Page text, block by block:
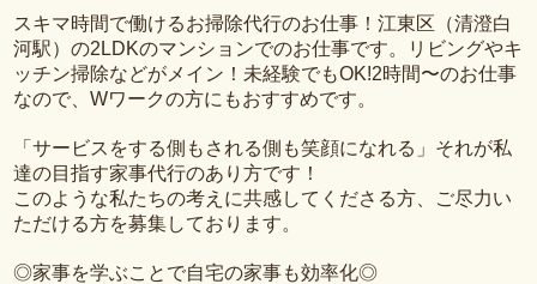
スキマ時間で働けるお掃除代行のお仕事！江東区（清澄白
河駅）の2LDKのマンションでのお仕事です。リビングやキ
ッチン掃除などがメイン！未経験でもOK!2時間〜のお仕事
なので、Wワークの方にもおすすめです。
「サービスをする側もされる側も笑顔になれる」それが私
達の目指す家事代行のあり方です！
このような私たちの考えに共感してくださる方、ご尽力い
ただける方を募集しております。
◎家事を学ぶことで自宅の家事も効率化◎